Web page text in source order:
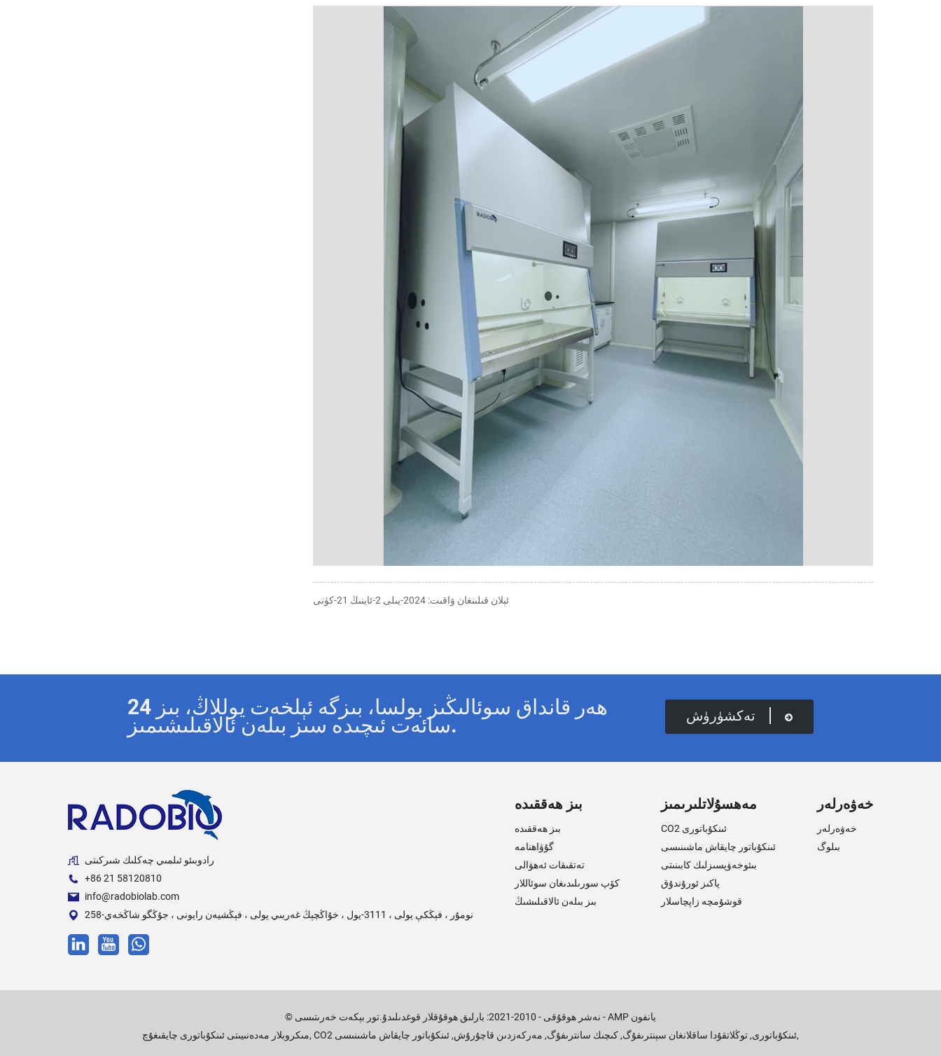
ئېلان قىلىنغان ۋاقىت: 2024-يىلى 2-ئاينىڭ 21-كۈنى
ھەر قانداق سوئالىڭىز بولسا، بىزگە ئېلخەت يوللاڭ، بىز 24
سائەت ئىچىدە سىز بىلەن ئالاقىلىشىمىز. تەكشۈرۈش
رادوبىئو ئىلمىي چەكلىك شىركىتى
+86 21 58120810
info@radobiolab.com
258-نومۇر ، فېڭكې يولى ، 3111-يول ، خۇاڭچېڭ غەربىي يولى ، فېڭشيەن رايونى ، جۇڭگو شاڭخەي
بىز ھەققىدە
بىز ھەققىدە
گۇۋاھنامە
تەتقىقات ئەھۋالى
كۆپ سورىلىدىغان سوئاللار
بىز بىلەن ئالاقىلىشىڭ
مەھسۇلاتلىرىمىز
CO2 ئىنكۇباتورى
ئىنكۇباتور چايقاش ماشىنىسى
بىئوخەۋپسىزلىك كابىنىتى
پاكىز ئورۇندۇق
قوشۇمچە زاپچاسلار
خەۋەرلەر
خەۋەرلەر
بىلوگ
© نەشر ھوقۇقى - 2010-2021: بارلىق ھوقۇقلار قوغدىلىدۇ. تور بېكەت خەرىتىسى -
AMP يانفون
مىكروبلار مەدەنىيىتى ئىنكۇباتورى چايقىغۇچ, CO2 ئىنكۇباتورى, توڭلاتقۇدا ساقلانغان سېنترىفۇگ, كىچىك سانترىفۇگ, مەركەزدىن قاچۇرۇش, ئىنكۇباتور چايقاش ماشىنىسى ,